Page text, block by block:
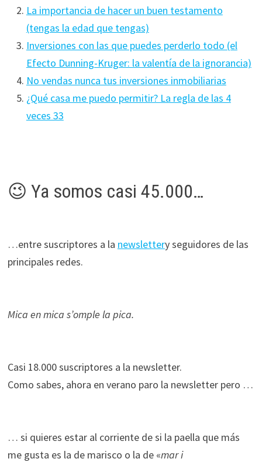
La importancia de hacer un buen testamento
(tengas la edad que tengas)
Inversiones con las que puedes perderlo todo (el
Efecto Dunning-Kruger: la valentía de la ignorancia)
No vendas nunca tus inversiones inmobiliarias
¿Qué casa me puedo permitir? La regla de las 4
veces 33
😉 Ya somos casi 45.000…
…entre suscriptores a la newslettery seguidores de las
principales redes.
Mica en mica s’omple la pica.
Casi 18.000 suscriptores a la newsletter.
Como sabes, ahora en verano paro la newsletter pero …
… si quieres estar al corriente de si la paella que más
me gusta es la de marisco o la de «mar i